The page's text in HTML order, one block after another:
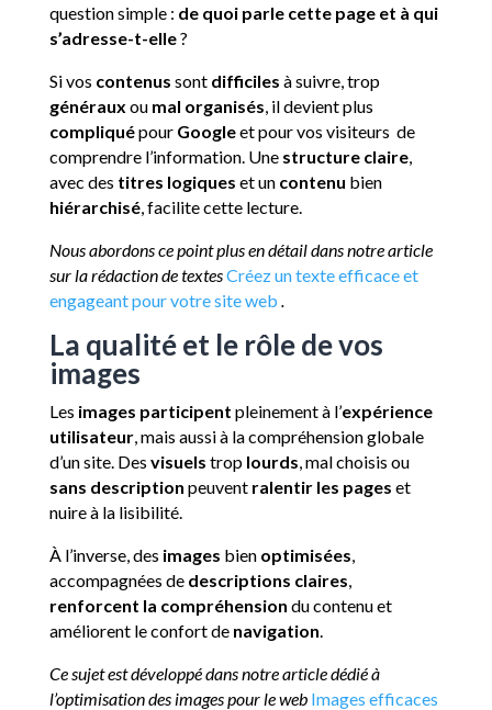
question simple : de quoi parle cette page et à qui
s’adresse-t-elle?
Si vos contenus sont difficiles à suivre, trop
généraux ou mal organisés, il devient plus
compliquépour Googleet pour vos visiteurs de
comprendre l’information. Une structure claire,
avec des titres logiques et un contenu bien
hiérarchisé, facilite cette lecture.
Nous abordons ce point plus en détail dans notre article
sur la rédaction de textesCréez un texte efficace et
engageant pour votre site web .
La qualité et le rôle de vos
images
Les images participent pleinement à l’expérience
utilisateur, mais aussi à la compréhension globale
d’un site. Des visuels trop lourds, mal choisis ou
sans description peuvent ralentir les pages et
nuire à la lisibilité.
À l’inverse, des images bien optimisées,
accompagnées de descriptions claires,
renforcent la compréhension du contenu et
améliorent le confort de navigation.
Ce sujet est développé dans notre article dédié à
l’optimisation des images pour le web Images efficaces